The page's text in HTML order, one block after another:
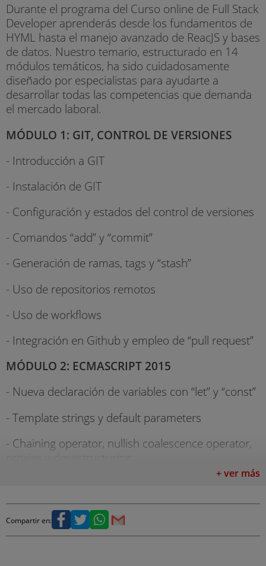
Durante el programa del Curso online de Full Stack
Developer aprenderás desde los fundamentos de
HYML hasta el manejo avanzado de ReacJS y bases
de datos. Nuestro temario, estructurado en 14
módulos temáticos, ha sido cuidadosamente
diseñado por especialistas para ayudarte a
desarrollar todas las competencias que demanda
el mercado laboral.
MÓDULO 1: GIT, CONTROL DE VERSIONES
- Introducción a GIT
- Instalación de GIT
- Configuración y estados del control de versiones
- Comandos “add” y “commit”
- Generación de ramas, tags y “stash”
- Uso de repositorios remotos
- Uso de workflows
- Integración en Github y empleo de “pull request”
MÓDULO 2: ECMASCRIPT 2015
- Nueva declaración de variables con “let” y “const”
- Template strings y default parameters
- Chaining operator, nullish coalescence operator,
- Manejo de asincronía en JavaScript, funciones
callback y promesas
+ ver más
Compartir en: